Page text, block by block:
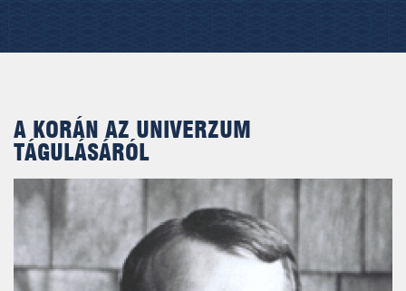
A KORÁN AZ UNIVERZUM
TÁGULÁSÁRÓL